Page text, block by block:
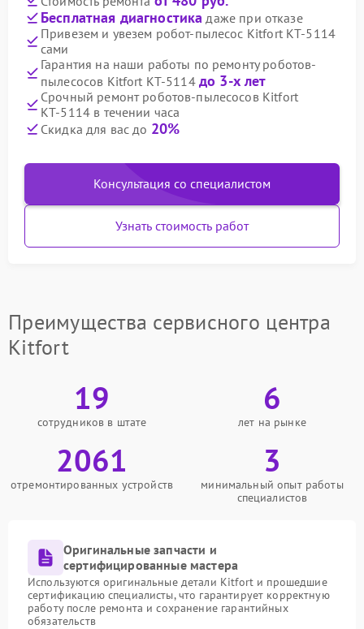
Бесплатная диагностика даже при отказе
Привезем и увезем робот-пылесос Kitfort КТ-5114
сами
Гарантия на наши работы по ремонту роботов-
пылесосов Kitfort КТ-5114 до 3-х лет
Срочный ремонт роботов-пылесосов Kitfort
КТ-5114 в течении часа
Скидка для вас до 20%
Консультация со специалистом
Узнать стоимость работ
Преимущества сервисного центра
Kitfort
19
сотрудников в штате
6
лет на рынке
2061
отремонтированных устройств
3
минимальный опыт работы
специалистов
Оригинальные запчасти и
сертифицированные мастера
Используются оригинальные детали Kitfort и прошедшие
сертификацию специалисты, что гарантирует корректную
работу после ремонта и сохранение гарантийных
обязательств